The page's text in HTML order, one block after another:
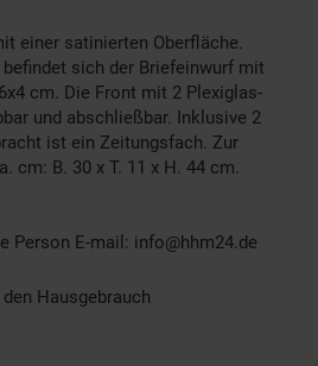
einer satinierten Oberfläche.
sich der Briefeinwurf mit
cm. Die Front mit 2 Plexiglas-
und abschließbar. Inklusive 2
ist ein Zeitungsfach. Zur
cm: B. 30 x T. 11 x H. 44 cm.
Person E-mail: info@hhm24.de
Hausgebrauch